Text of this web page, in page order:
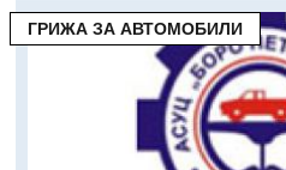
ГРИЖА ЗА АВТОМОБИЛИ